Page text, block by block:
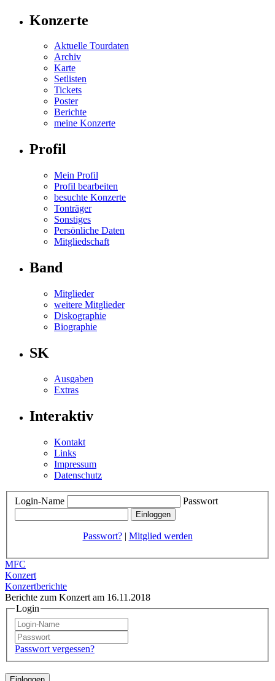
Konzerte
Aktuelle Tourdaten
Archiv
Karte
Setlisten
Tickets
Poster
Berichte
meine Konzerte
Profil
Mein Profil
Profil bearbeiten
besuchte Konzerte
Tonträger
Sonstiges
Persönliche Daten
Mitgliedschaft
Band
Mitglieder
weitere Mitglieder
Diskographie
Biographie
SK
Ausgaben
Extras
Interaktiv
Kontakt
Links
Impressum
Datenschutz
Login-Name Passwort
Passwort?| Mitglied werden
MFC
Konzert
Konzertberichte
Berichte zum Konzert am 16.11.2018
Login
Passwort vergessen?